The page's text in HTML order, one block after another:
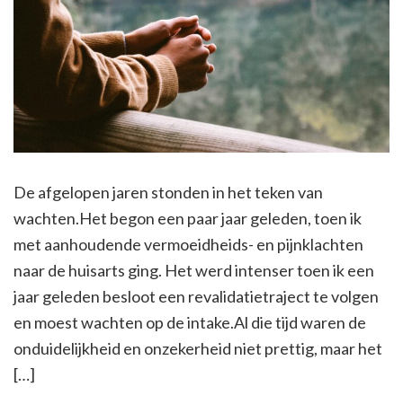
De afgelopen jaren stonden in het teken van
wachten.Het begon een paar jaar geleden, toen ik
met aanhoudende vermoeidheids- en pijnklachten
naar de huisarts ging. Het werd intenser toen ik een
jaar geleden besloot een revalidatietraject te volgen
en moest wachten op de intake.Al die tijd waren de
onduidelijkheid en onzekerheid niet prettig, maar het
[…]